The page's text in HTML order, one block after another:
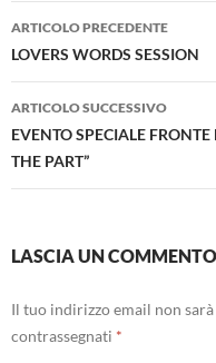
Navigazione
articolo
ARTICOLO PRECEDENTE
LOVERS WORDS SESSION
ARTICOLO SUCCESSIVO
EVENTO SPECIALE
THE PART”
LASCIA UN COMMENTO
Il tuo indirizzo email non
contrassegnati *